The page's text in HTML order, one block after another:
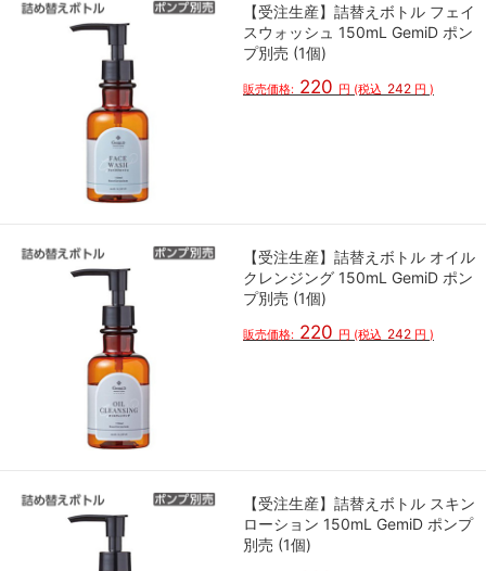
【受注生産】詰替えボトル フェイ
スウォッシュ 150mL GemiD ポン
プ別売 (1個)
販売価格: 220 円 (税込 242 円 )
【受注生産】詰替えボトル オイル
クレンジング 150mL GemiD ポン
プ別売 (1個)
販売価格: 220 円 (税込 242 円 )
【受注生産】詰替えボトル スキン
ローション 150mL GemiD ポンプ
別売 (1個)